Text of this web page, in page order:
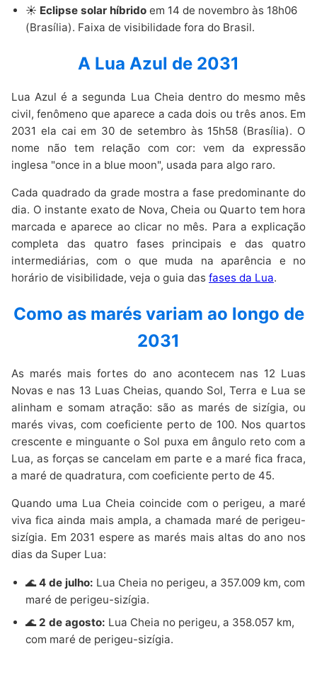
☀️ Eclipse solar híbrido em 14 de novembro às 18h06
(Brasília). Faixa de visibilidade fora do Brasil.
A Lua Azul de 2031
Lua Azul é a segunda Lua Cheia dentro do mesmo mês
civil, fenômeno que aparece a cada dois ou três anos. Em
2031 ela cai em 30 de setembro às 15h58 (Brasília). O
nome não tem relação com cor: vem da expressão
inglesa "once in a blue moon", usada para algo raro.
Cada quadrado da grade mostra a fase predominante do
dia. O instante exato de Nova, Cheia ou Quarto tem hora
marcada e aparece ao clicar no mês. Para a explicação
completa das quatro fases principais e das quatro
intermediárias, com o que muda na aparência e no
horário de visibilidade, veja o guia das fases da Lua.
Como as marés variam ao longo de
2031
As marés mais fortes do ano acontecem nas 12 Luas
Novas e nas 13 Luas Cheias, quando Sol, Terra e Lua se
alinham e somam atração: são as marés de sizígia, ou
marés vivas, com coeficiente perto de 100. Nos quartos
crescente e minguante o Sol puxa em ângulo reto com a
Lua, as forças se cancelam em parte e a maré fica fraca,
a maré de quadratura, com coeficiente perto de 45.
Quando uma Lua Cheia coincide com o perigeu, a maré
viva fica ainda mais ampla, a chamada maré de perigeu-
sizígia. Em 2031 espere as marés mais altas do ano nos
dias da Super Lua:
🌊4 de julho: Lua Cheia no perigeu, a 357.009 km, com
maré de perigeu-sizígia.
🌊 2 de agosto: Lua Cheia no perigeu, a 358.057 km,
com maré de perigeu-sizígia.